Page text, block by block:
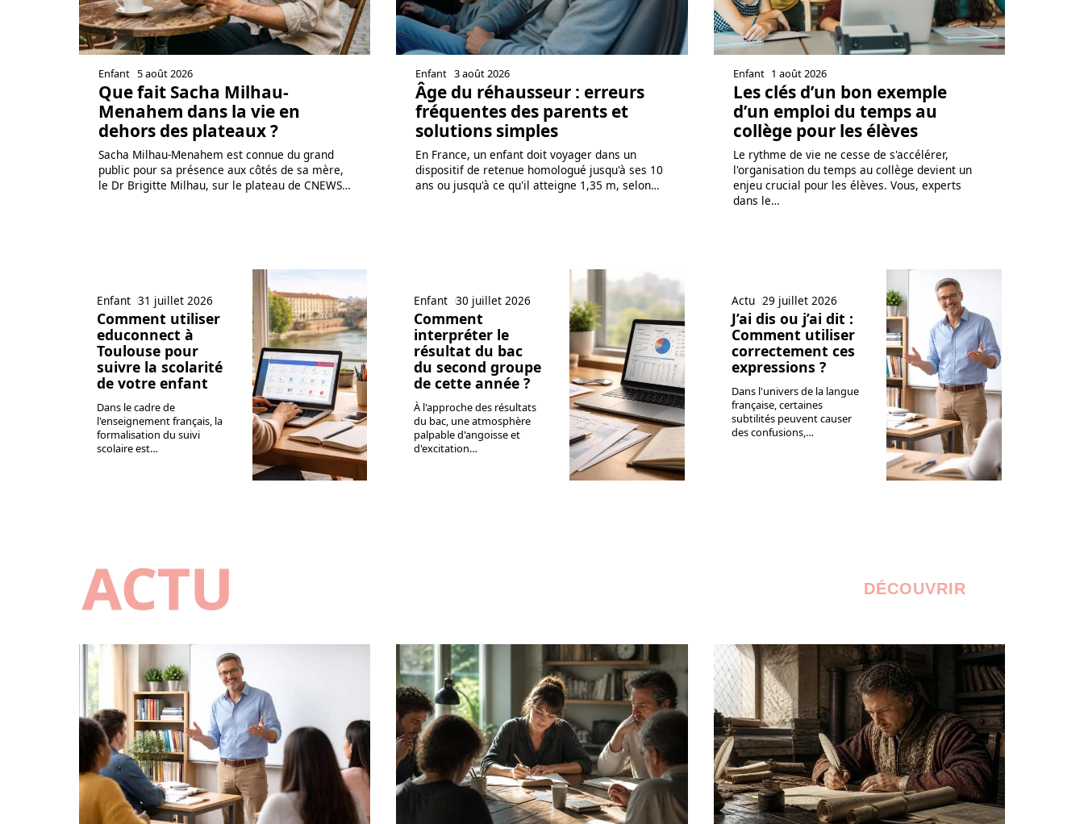
Enfant 5 août 2026
Que fait Sacha Milhau-
Menahem dans la vie en
dehors des plateaux ?
Sacha Milhau-Menahem est connue du grand
public pour sa présence aux côtés de sa mère,
le Dr Brigitte Milhau, sur le plateau de CNEWS…
Enfant 3 août 2026
Âge du réhausseur : erreurs
fréquentes des parents et
solutions simples
En France, un enfant doit voyager dans un
dispositif de retenue homologué jusqu'à ses 10
ans ou jusqu'à ce qu'il atteigne 1,35 m, selon…
Enfant 1 août 2026
Les clés d’un bon exemple
d’un emploi du temps au
collège pour les élèves
Le rythme de vie ne cesse de s'accélérer,
l'organisation du temps au collège devient un
enjeu crucial pour les élèves. Vous, experts
dans le…
Enfant 31 juillet 2026
Comment utiliser
educonnect à
Toulouse pour
suivre la scolarité
de votre enfant
Dans le cadre de
l'enseignement français, la
formalisation du suivi
scolaire est…
Enfant 30 juillet 2026
Comment
interpréter le
résultat du bac
du second groupe
de cette année ?
À l'approche des résultats
du bac, une atmosphère
palpable d'angoisse et
d'excitation…
Actu 29 juillet 2026
J’ai dis ou j’ai dit :
Comment utiliser
correctement ces
expressions ?
Dans l'univers de la langue
française, certaines
subtilités peuvent causer
des confusions,…
ACTU DÉCOUVRIR